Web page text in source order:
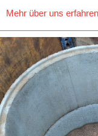
Mehr über uns